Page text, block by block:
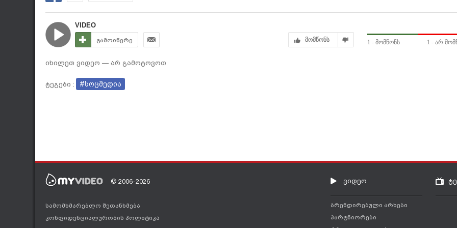
VIDEO
გამოიწერე მომწონს 1 - მომწონს 1 - არ
იხილეთ ვიდეო — არ გამოტოვოთ
ტეგები : #სოცმედია
© 2006-2026
სამომხმარებლო შეთანხმება
კონფიდენციალურობის პოლიტიკა
ვიდეო
ბრენდირებული არხები
პარტნიორები